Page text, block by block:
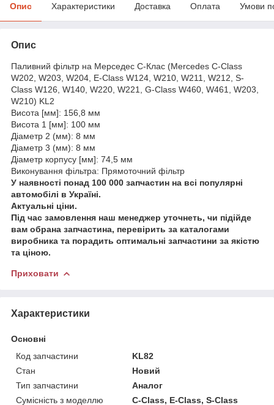
Опис Характеристики Доставка Оплата Умови
Опис
Паливний фільтр на Мерседес C-Клас (Mercedes C-Class
W202, W203, W204, E-Class W124, W210, W211, W212, S-
Class W126, W140, W220, W221, G-Class W460, W461, W203,
W210) KL2
Висота [мм]: 156,8 мм
Висота 1 [мм]: 100 мм
Діаметр 2 (мм): 8 мм
Діаметр 3 (мм): 8 мм
Діаметр корпусу [мм]: 74,5 мм
Виконування фільтра: Прямоточний фільтр
У наявності понад 100 000 запчастин на всі популярні
автомобілі в Україні.
Актуальні ціни.
Під час замовлення наш менеджер уточнеть, чи підійде
вам обрана запчастина, перевірить за каталогами
виробника та порадить оптимальні запчастини за якістю
та ціною.
Приховати
Характеристики
Основні
Код запчастини
KL82
Стан
Новий
Тип запчастини
Аналог
Сумісність з моделлю
C-Class, E-Class, S-Class